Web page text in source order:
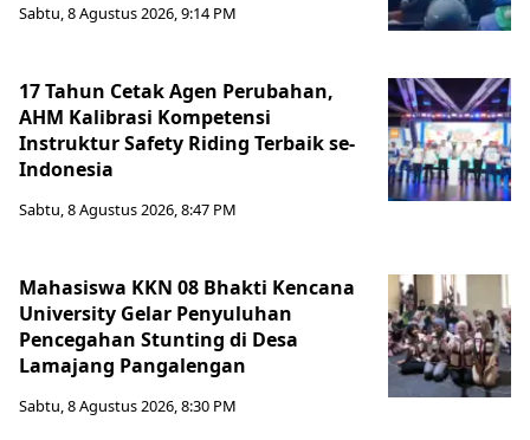
Sabtu, 8 Agustus 2026, 9:14 PM
17 Tahun Cetak Agen Perubahan,
AHM Kalibrasi Kompetensi
Instruktur Safety Riding Terbaik se-
Indonesia
Sabtu, 8 Agustus 2026, 8:47 PM
Mahasiswa KKN 08 Bhakti Kencana
University Gelar Penyuluhan
Pencegahan Stunting di Desa
Lamajang Pangalengan
Sabtu, 8 Agustus 2026, 8:30 PM